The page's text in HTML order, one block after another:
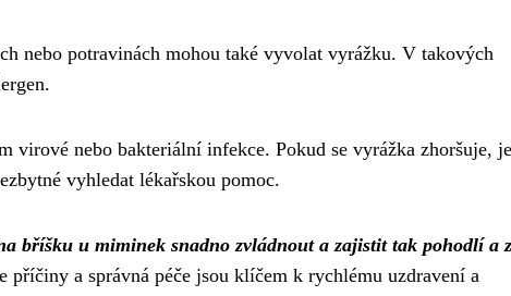
nebo potravinách mohou také vyvolat vyrážku. V takových
virové nebo bakteriální infekce. Pokud se vyrážka zhoršuje, je
vyhledat lékařskou pomoc.
bříšku u miminek snadno zvládnout a zajistit tak pohodlí a
příčiny a správná péče jsou klíčem k rychlému uzdravení a